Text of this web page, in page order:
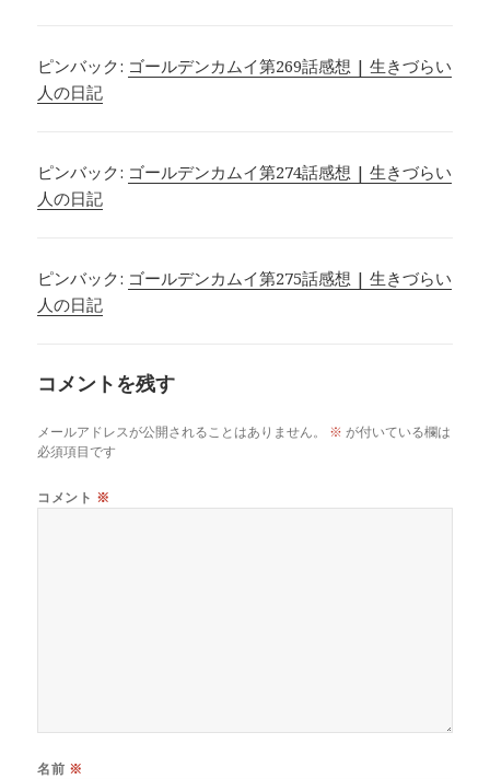
ピンバック: ゴールデンカムイ第269話感想 | 生きづらい
人の日記
ピンバック: ゴールデンカムイ第274話感想 | 生きづらい
人の日記
ピンバック: ゴールデンカムイ第275話感想 | 生きづらい
人の日記
コメントを残す
メールアドレスが公開されることはありません。 ※ が付いている欄は
必須項目です
コメント ※
名前 ※